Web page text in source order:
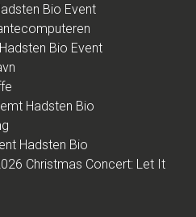
Bio Event
Bio Event
Hadsten Bio
Hadsten Bio
Christmas Concert: Let It